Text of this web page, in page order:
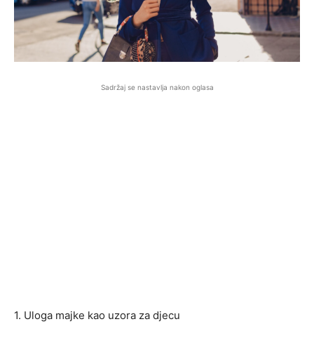
Sadržaj se nastavlja nakon oglasa
1. Uloga majke kao uzora za djecu